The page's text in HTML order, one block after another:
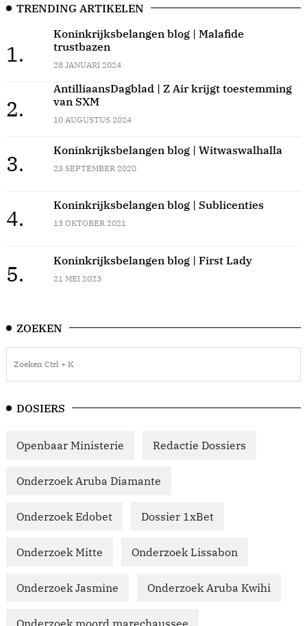
TRENDING ARTIKELEN
1.
Koninkrijksbelangen blog | Malafide
trustbazen
28 JANUARI 2024
2.
AntilliaansDagblad | Z Air krijgt toestemming
van SXM
10 AUGUSTUS 2024
3.
Koninkrijksbelangen blog | Witwaswalhalla
23 SEPTEMBER 2020
4.
Koninkrijksbelangen blog | Sublicenties
13 OKTOBER 2021
5.
Koninkrijksbelangen blog | First Lady
21 MEI 2023
ZOEKEN
DOSIERS
Openbaar Ministerie Redactie Dossiers
Onderzoek Aruba Diamante
Onderzoek Edobet Dossier 1xBet
Onderzoek Mitte Onderzoek Lissabon
Onderzoek Jasmine Onderzoek Aruba Kwihi
Onderzoek moord marechaussee